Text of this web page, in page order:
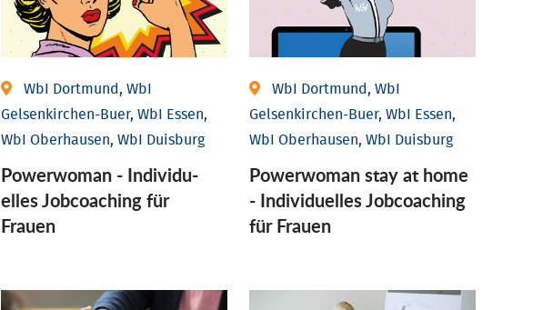
WbI Dortmund, WbI
Gelsenkirchen-Buer, WbI Essen,
WbI Oberhausen, WbI Duisburg
Powerwoman - Individu­
elles Job­coaching für
Frauen
WbI Dortmund, WbI
Gelsenkirchen-Buer, WbI Essen,
WbI Oberhausen, WbI Duisburg
Powerwoman stay at home
- Individu­elles Job­coaching
für Frauen